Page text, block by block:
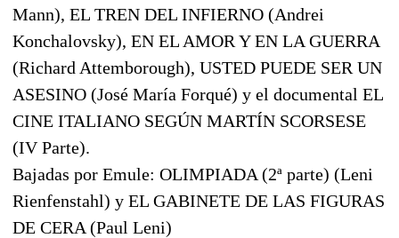
Mann), EL TREN DEL INFIERNO (Andrei
Konchalovsky), EN EL AMOR Y EN LA GUERRA
(Richard Attemborough), USTED PUEDE SER UN
ASESINO (José María Forqué) y el documental EL
CINE ITALIANO SEGÚN MARTÍN SCORSESE
(IV Parte).
Bajadas por Emule: OLIMPIADA (2ª parte) (Leni
Rienfenstahl) y EL GABINETE DE LAS FIGURAS
DE CERA (Paul Leni)